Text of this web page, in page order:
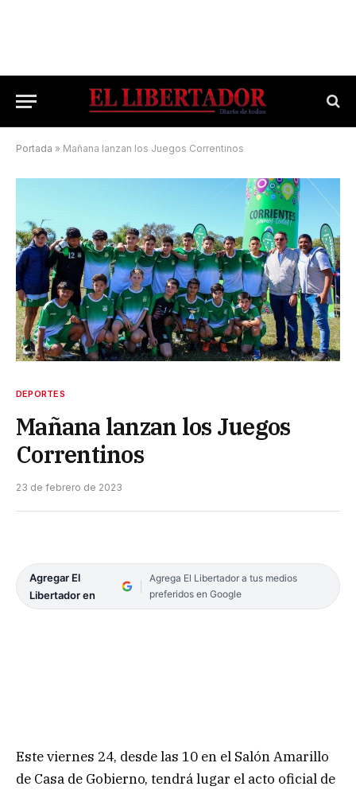
Portada » Mañana lanzan los Juegos Correntinos
DEPORTES
Mañana lanzan los Juegos
Correntinos
23 de febrero de 2023
Agregar El
Libertador en
Agrega El Libertador a tus medios
preferidos en Google
Este viernes 24, desde las 10 en el Salón Amarillo
de Casa de Gobierno, tendrá lugar el acto oficial de